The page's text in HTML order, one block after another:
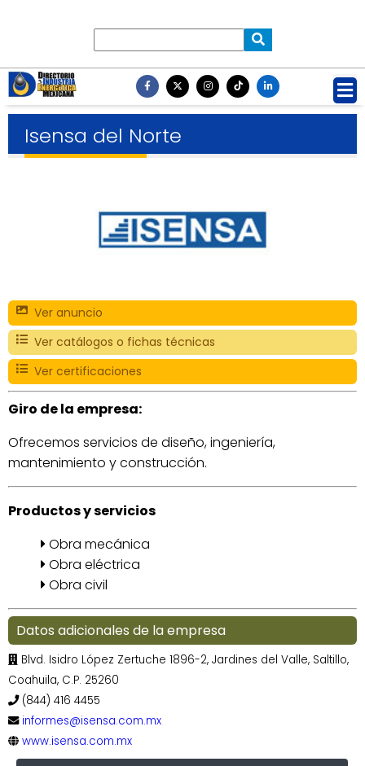
Isensa del Norte
Ver anuncio
Ver catálogos o fichas técnicas
Ver certificaciones
Giro de la empresa:
Ofrecemos servicios de diseño, ingeniería,
mantenimiento y construcción.
Productos y servicios
Obra mecánica
Obra eléctrica
Obra civil
Datos adicionales de la empresa
Blvd. Isidro López Zertuche 1896-2, Jardines del Valle, Saltillo,
Coahuila, C.P. 25260
(844) 416 4455
informes@isensa.com.mx
www.isensa.com.mx